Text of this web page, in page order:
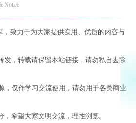
Notice
，致力于为大家提供实用、优质的内容与
发，转载请保留本站链接，请勿私自去除
，仅作学习交流使用，请勿用于各类商业
，希望大家文明交流，理性浏览。